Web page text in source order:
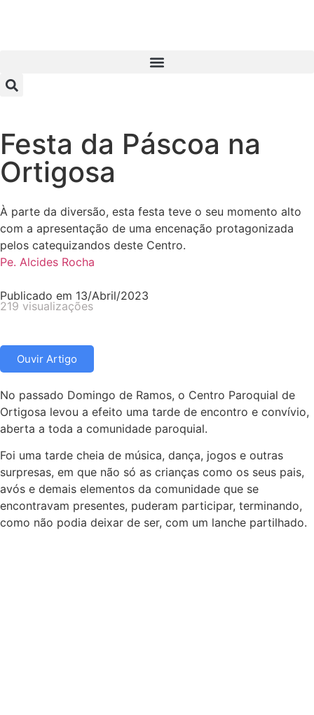
Festa da Páscoa na
Ortigosa
À parte da diversão, esta festa teve o seu momento alto
com a apresentação de uma encenação protagonizada
pelos catequizandos deste Centro.
Pe. Alcides Rocha
Publicado em 13/Abril/2023
219 visualizações
Ouvir Artigo
No passado Domingo de Ramos, o Centro Paroquial de
Ortigosa levou a efeito uma tarde de encontro e convívio,
aberta a toda a comunidade paroquial.
Foi uma tarde cheia de música, dança, jogos e outras
surpresas, em que não só as crianças como os seus pais,
avós e demais elementos da comunidade que se
encontravam presentes, puderam participar, terminando,
como não podia deixar de ser, com um lanche partilhado.